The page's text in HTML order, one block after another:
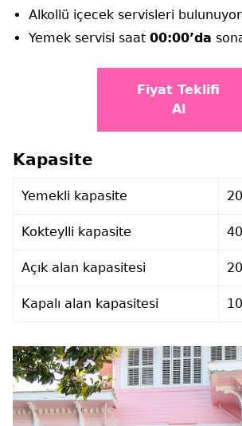
Alkollü içecek servisleri
Yemek servisi saat 00:00’da
Fiyat Teklifi
Al
Kapasite
Yemekli kapasite
Kokteylli kapasite
Açık alan kapasitesi
Kapalı alan kapasitesi